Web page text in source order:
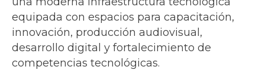
equipada con espacios para capacitación,
innovación, producción audiovisual,
desarrollo digital y fortalecimiento de
competencias tecnológicas.